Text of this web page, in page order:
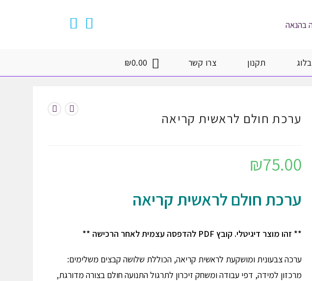
בלוג תקנון צרו קשר ₪0.00
ערכת חולם לראשית קריאה
₪75.00
ערכת חולם לראשית קריאה
** זהו מוצר דיגיטלי. קובץ PDF להדפסה עצמית לאחר הרכישה **
ערכה צבעונית ומושקעת לראשית קריאה, הכוללת שלושה קבצים משלימים:
מרכזון למידה, דפי עבודה ומשחק זיכרון לתרגול התנועה חולםבצורה מדורגת,